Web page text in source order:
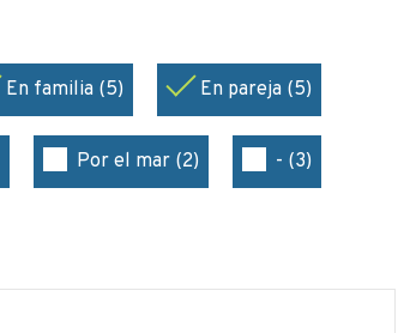
En familia (5) En pareja (5)
Por el mar (2) - (3)